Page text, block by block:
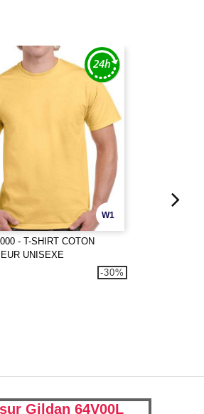
W1
- T-SHIRT COTON
UNISEXE
-30%
Gildan 64V00L